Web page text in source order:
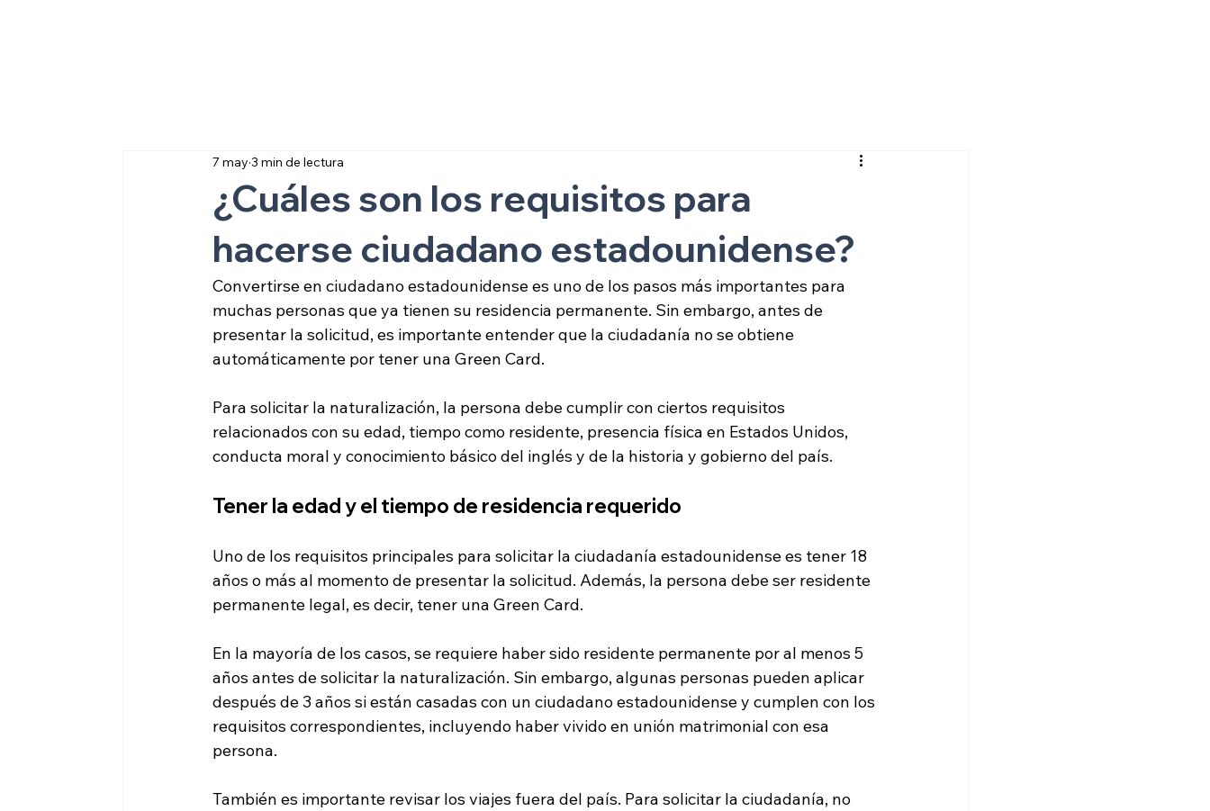
¿Cuáles son los requisitos para
hacerse ciudadano estadounidense?
7 may 3 min de lectura
Convertirse en ciudadano estadounidense es uno de los pasos más importantes para
muchas personas que ya tienen su residencia permanente. Sin embargo, antes de
presentar la solicitud, es importante entender que la ciudadanía no se obtiene
automáticamente por tener una Green Card.
Para solicitar la naturalización, la persona debe cumplir con ciertos requisitos
relacionados con su edad, tiempo como residente, presencia física en Estados Unidos,
conducta moral y conocimiento básico del inglés y de la historia y gobierno del país.
Tener la edad y el tiempo de residencia requerido
Uno de los requisitos principales para solicitar la ciudadanía estadounidense es tener 18
años o más al momento de presentar la solicitud. Además, la persona debe ser residente
permanente legal, es decir, tener una Green Card.
En la mayoría de los casos, se requiere haber sido residente permanente por al menos 5
años antes de solicitar la naturalización. Sin embargo, algunas personas pueden aplicar
después de 3 años si están casadas con un ciudadano estadounidense y cumplen con los
requisitos correspondientes, incluyendo haber vivido en unión matrimonial con esa
persona.
También es importante revisar los viajes fuera del país. Para solicitar la ciudadanía, no